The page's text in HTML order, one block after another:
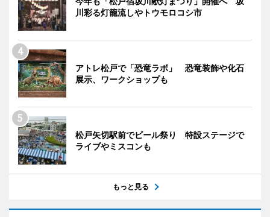
川彩る灯籠流しやトウモロコシ市
アトレ松戸で「恐竜ラボ」 恐竜装飾や化石
展示、ワークショップも
松戸矢切駅前でビール祭り 特設ステージで
ライブやミスコンも
もっと見る